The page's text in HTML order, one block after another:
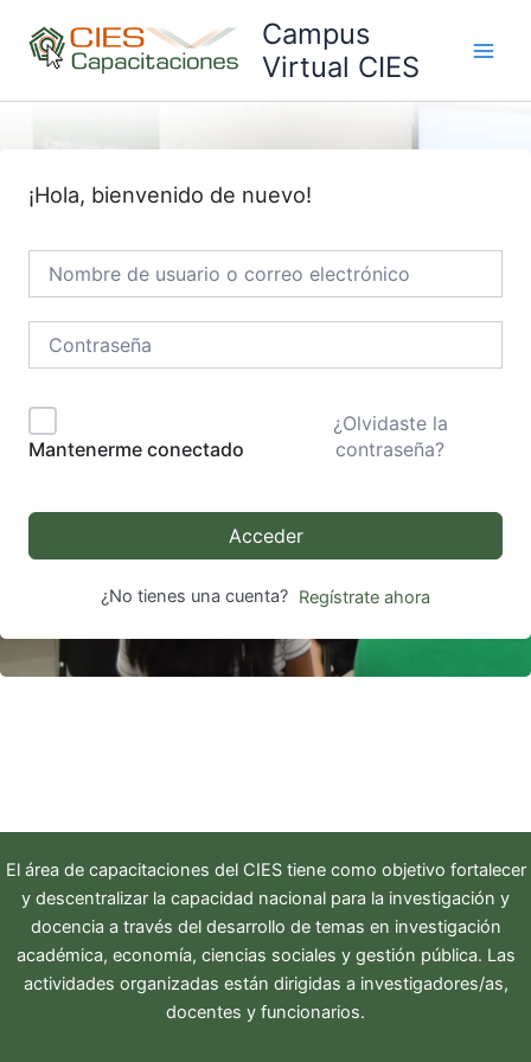
contenido
Campus
Virtual CIES
¡Hola, bienvenido de nuevo!
Mantenerme conectado
¿Olvidaste la
contraseña?
Acceder
¿No tienes una cuenta? Regístrate ahora
El área de capacitaciones del CIEStiene como objetivo fortalecer
y descentralizar la capacidad nacional para la investigación y
docencia a través del desarrollo de temas en investigación
académica, economía, ciencias sociales y gestión pública. Las
actividades organizadas están dirigidas a investigadores/as,
docentes y funcionarios.